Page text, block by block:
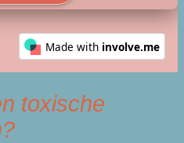
toxische